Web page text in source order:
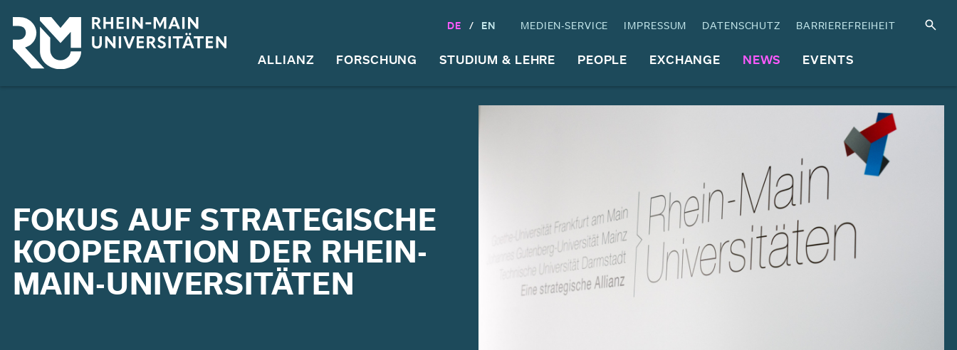
zum
Inhalt
DE EN MEDIEN-SERVICE IMPRESSUM DATENSCHUTZ BARRIEREFREIHEIT
ALLIANZ FORSCHUNG STUDIUM & LEHRE PEOPLE EXCHANGE NEWS EVENTS
FOKUS AUF STRATEGISCHE
KOOPERATION DER RHEIN-
MAIN-UNIVERSITÄTEN